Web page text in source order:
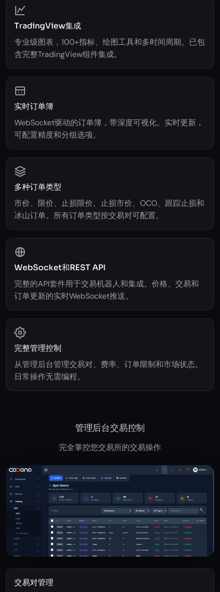
TradingView集成
专业级图表，100+指标、绘图工具和多时间周期。已包
含完整TradingView组件集成。
实时订单簿
WebSocket驱动的订单簿，带深度可视化。实时更新，
可配置精度和分组选项。
多种订单类型
市价、限价、止损限价、止损市价、OCO、跟踪止损和
冰山订单。所有订单类型按交易对可配置。
WebSocket和REST API
完整的API套件用于交易机器人和集成。价格、交易和
订单更新的实时WebSocket推送。
完整管理控制
从管理后台管理交易对、费率、订单限制和市场状态。
日常操作无需编程。
管理后台交易控制
完全掌控您交易所的交易操作
交易对管理